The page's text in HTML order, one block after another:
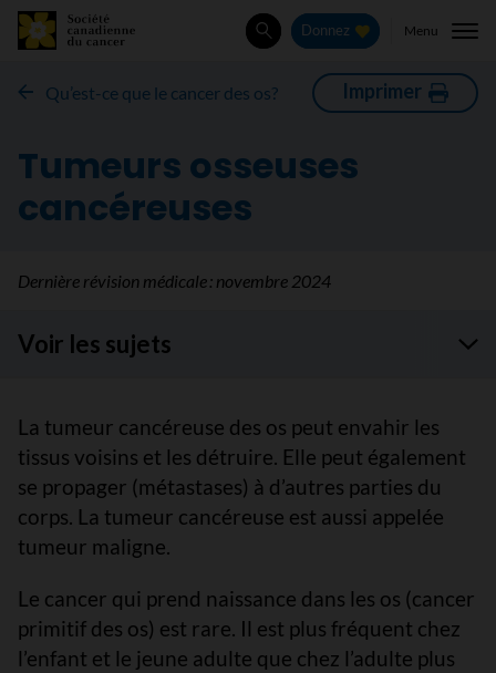
Rechercher
Donnez Menu
Qu’est-ce que le cancer des os? Imprimer
Tumeurs osseuses
cancéreuses
Dernière révision médicale : novembre 2024
Voir les sujets
La tumeur cancéreuse des os peut envahir les
tissus voisins et les détruire. Elle peut également
se propager (métastases) à d’autres parties du
corps. La tumeur cancéreuse est aussi appelée
tumeur maligne.
Le cancer qui prend naissance dans les os (cancer
primitif des os) est rare. Il est plus fréquent chez
l’enfant et le jeune adulte que chez l’adulte plus